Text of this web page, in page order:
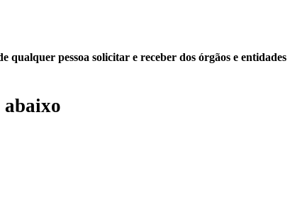
pessoa solicitar e receber dos órgãos e entidades
abaixo